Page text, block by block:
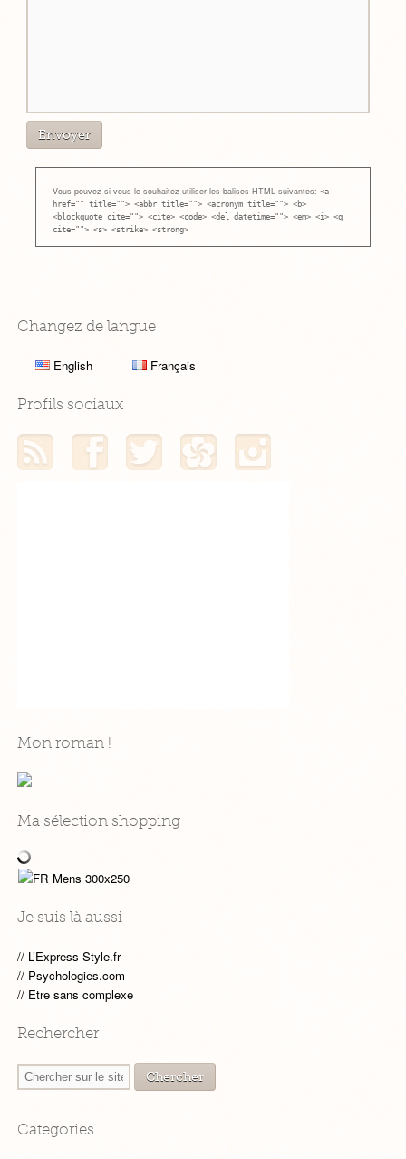
Vous pouvez si vous le souhaitez utiliser les balises HTML suivantes: <a
href="" title=""> <abbr title=""> <acronym title=""> <b>
<blockquote cite=""> <cite> <code> <del datetime=""> <em> <i> <q
cite=""> <s> <strike> <strong>
Changez de langue
English Français
Profils sociaux
Mon flux RSSMon profil Facebook
Mon profil TwitterMon profil Hellocoton
Mon roman !
Ma sélection shopping
Je suis là aussi
L’Express Style.fr
Psychologies.com
Etre sans complexe
Rechercher
Categories